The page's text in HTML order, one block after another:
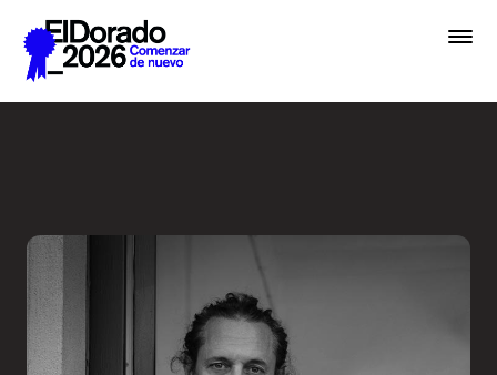
Saltar al contenido principal
Academias
Archivo